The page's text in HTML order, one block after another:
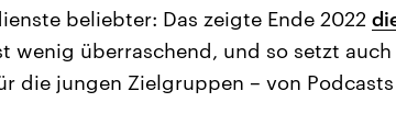
beliebter: Das zeigte Ende 2022
wenig überraschend, und so setzt
die jungen Zielgruppen – von